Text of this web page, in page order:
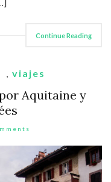
Continue Reading
, viajes
Aquitaine y